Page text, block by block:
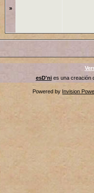
»
esD'nies una creación
Powered by Invision